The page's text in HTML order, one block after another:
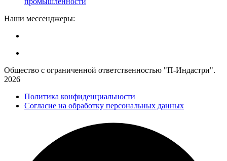
Наши мессенджеры:
Общество с ограниченной ответственностью "П-Индастри".
2026
Политика конфиденциальности
Согласие на обработку персональных данных